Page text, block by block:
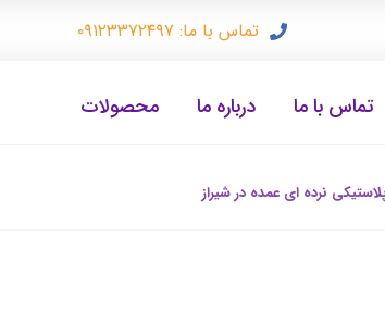
تماس با ما: ۰۹۱۲۳۳۷۲۴۹۷
تماس با ما درباره ما محصولات
نرده ای عمده در شیراز